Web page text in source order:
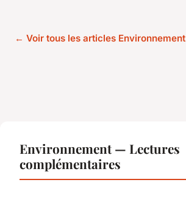
← Voir tous les articles Environnement
Environnement — Lectures
complémentaires